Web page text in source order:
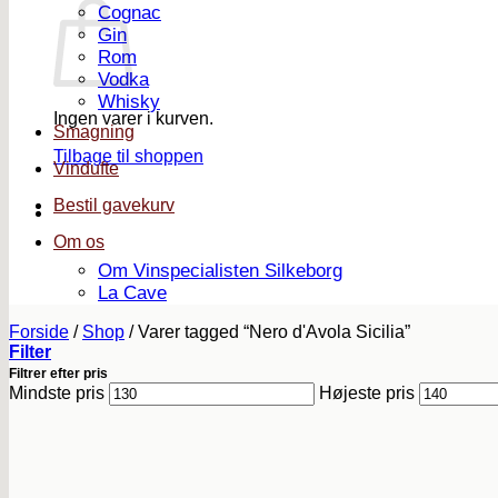
Ingen varer i kurven.
Tilbage til shoppen
Cognac
Gin
Rom
Vodka
Whisky
Smagning
Vindufte
Bestil gavekurv
Om os
Om Vinspecialisten Silkeborg
La Cave
Forside / Shop /Varer tagged “Nero d'Avola Sicilia”
Filter
Filtrer efter pris
Mindste pris Højeste pris